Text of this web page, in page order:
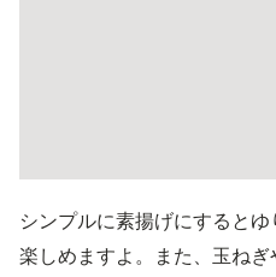
シンプルに素揚げにすると
楽しめますよ。また、玉ね